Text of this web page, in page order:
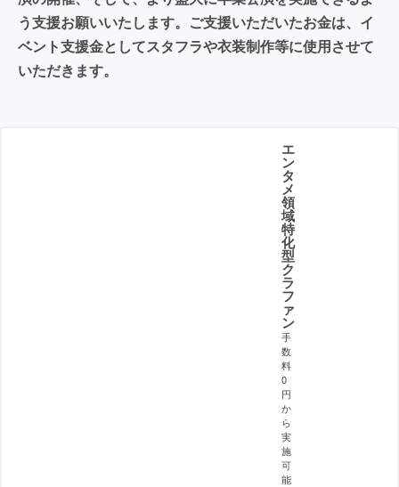
う支援お願いいたします。ご支援いただいたお金は、イ
ベント支援金としてスタフラや衣装制作等に使用させて
いただきます。
エ
ン
タ
メ
領
域
特
化
型
ク
ラ
フ
ァ
ン
手
数
料
0
円
か
ら
実
施
可
能